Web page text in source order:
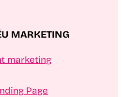
MARKETING
marketing
Page